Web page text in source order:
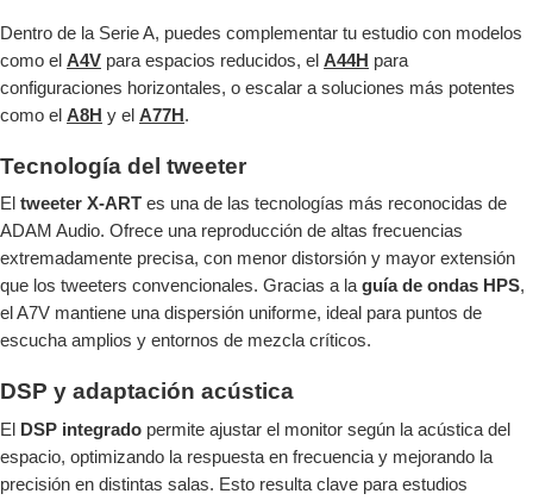
Dentro de la Serie A, puedes complementar tu estudio con modelos
como el A4V para espacios reducidos, el A44H para
configuraciones horizontales, o escalar a soluciones más potentes
como el A8H y el A77H.
Tecnología del tweeter
El tweeter X-ART es una de las tecnologías más reconocidas de
ADAM Audio. Ofrece una reproducción de altas frecuencias
extremadamente precisa, con menor distorsión y mayor extensión
que los tweeters convencionales. Gracias a la guía de ondas HPS,
el A7V mantiene una dispersión uniforme, ideal para puntos de
escucha amplios y entornos de mezcla críticos.
DSP y adaptación acústica
El DSP integrado permite ajustar el monitor según la acústica del
espacio, optimizando la respuesta en frecuencia y mejorando la
precisión en distintas salas. Esto resulta clave para estudios